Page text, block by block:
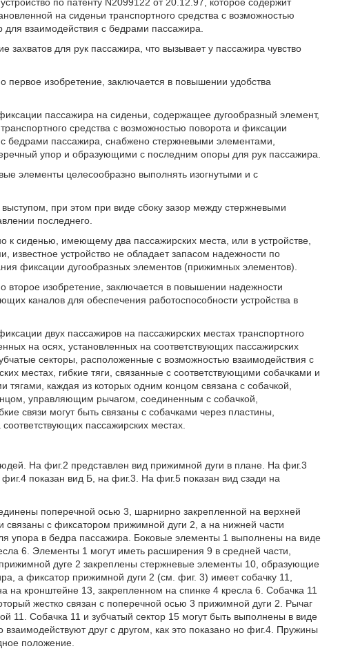
на сиденьи транспортного средства с возможностью
взаимодействия с бедрами пассажира.
захватов для рук пассажира, что вызывает у пассажира чувство
первое изобретение, заключается в повышении удобства
пассажира на сиденьи, содержащее дугообразный элемент,
средства с возможностью поворота и фиксации
бедрами пассажира, снабжено стержневыми элементами,
упор и образующими с последним опоры для рук пассажира.
элементы целесообразно выполнять изогнутыми и с
при этом при виде сбоку зазор между стержневыми
последнего.
к сиденью, имеющему два пассажирских места, или в устройстве,
устройство не обладает запасом надежности по
фиксации дугообразных элементов (прижимных элементов).
второе изобретение, заключается в повышении надежности
каналов для обеспечения работоспособности устройства в
двух пассажиров на пассажирских местах транспортного
на осях, установленных на соответствующих пассажирских
секторы, расположенные с возможностью взаимодействия с
местах, гибкие тяги, связанные с соответствующими собачками и
каждая из которых одним концом связана с собачкой,
управляющим рычагом, соединенным с собачкой,
связи могут быть связаны с собачками через пластины,
пассажирских местах.
На фиг.2 представлен вид прижимной дуги в плане. На фиг.3
показан вид Б, на фиг.3. На фиг.5 показан вид сзади на
поперечной осью 3, шарнирно закрепленной на верхней
связаны с фиксатором прижимной дуги 2, а на нижней части
упора в бедра пассажира. Боковые элементы 1 выполнены на виде
6. Элементы 1 могут иметь расширения 9 в средней части,
дуге 2 закреплены стержневые элементы 10, образующие
а фиксатор прижимной дуги 2 (см. фиг. 3) имеет собачку 11,
кронштейне 13, закрепленном на спинке 4 кресла 6. Собачка 11
жестко связан с поперечной осью 3 прижимной дуги 2. Рычаг
11. Собачка 11 и зубчатый сектор 15 могут быть выполнены в виде
друг с другом, как это показано но фиг.4. Пружины
положение.